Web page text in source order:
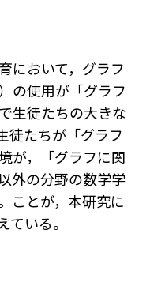
において，グラフ
の使用が「グラフ
生徒たちの大きな
徒たちが「グラフ
が，「グラフに関
外の分野の数学学
ことが，本研究に
いる。